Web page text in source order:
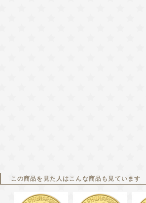
この商品を見た人はこんな商品も見ています